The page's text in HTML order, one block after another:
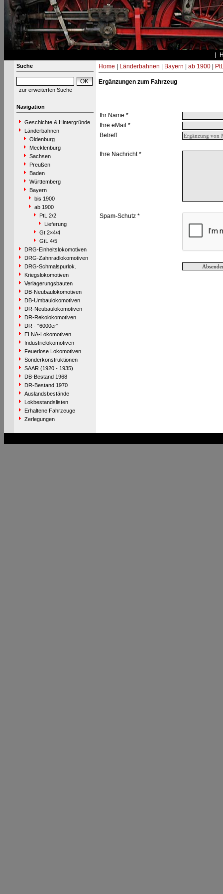
Suche
zur erweiterten Suche
Navigation
Geschichte & Hintergründe
Länderbahnen
Oldenburg
Mecklenburg
Sachsen
Preußen
Baden
Württemberg
Bayern
bis 1900
ab 1900
PtL 2/2
Lieferung
Gt 2×4/4
GtL 4/5
DRG-Einheitslokomotiven
DRG-Zahnradlokomotiven
DRG-Schmalspurlok.
Kriegslokomotiven
Verlagerungsbauten
DB-Neubaulokomotiven
DB-Umbaulokomotiven
DR-Neubaulokomotiven
DR-Rekolokomotiven
DR - "6000er"
ELNA-Lokomotiven
Industrielokomotiven
Feuerlose Lokomotiven
Sonderkonstruktionen
SAAR (1920 - 1935)
DB-Bestand 1968
DR-Bestand 1970
Auslandsbestände
Lokbestandslisten
Erhaltene Fahrzeuge
Zerlegungen
Home Länderbahnen Bayern ab 1900|
Ergänzungen zum Fahrzeug
Ihr Name *
Ihre eMail *
Betreff
Ihre Nachricht *
Spam-Schutz *